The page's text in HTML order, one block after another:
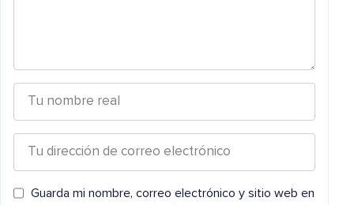
Guarda mi nombre, correo electrónico y sitio web en